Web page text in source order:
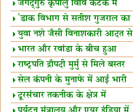
स्थल घोषित
जगद्गुरु कृपालु विवि कटक में
शैक्षिक सत्र शुरू
'डाक विभाग से सतीश गुजराल का
रिश्ता गहरा'
युवा नशे जैसी विनाशकारी आदत से
दूर रहें-मोदी
भारत और रवांडा के बीच हुआ
व्यापार विस्तार
राष्ट्रपति द्रौपदी मुर्मु से मिले बस्तर
के प्रतिनिधि
सेल कंपनी के मुनाफे में आई भारी
उछाल!
दूरसंचार तकनीक के क्षेत्र में
उत्कृष्टता पुरस्कार